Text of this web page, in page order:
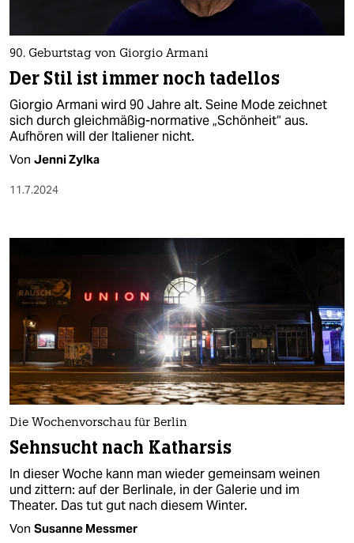
90. Geburtstag von Giorgio Armani
Der Stil ist immer noch tadellos
Giorgio Armani wird 90 Jahre alt. Seine Mode zeichnet
sich durch gleichmäßig-normative „Schönheit“ aus.
Aufhören will der Italiener nicht.
Von Jenni Zylka
11.7.2024
Die Wochenvorschau für Berlin
Sehnsucht nach Katharsis
In dieser Woche kann man wieder gemeinsam weinen
und zittern: auf der Berlinale, in der Galerie und im
Theater. Das tut gut nach diesem Winter.
Von Susanne Messmer